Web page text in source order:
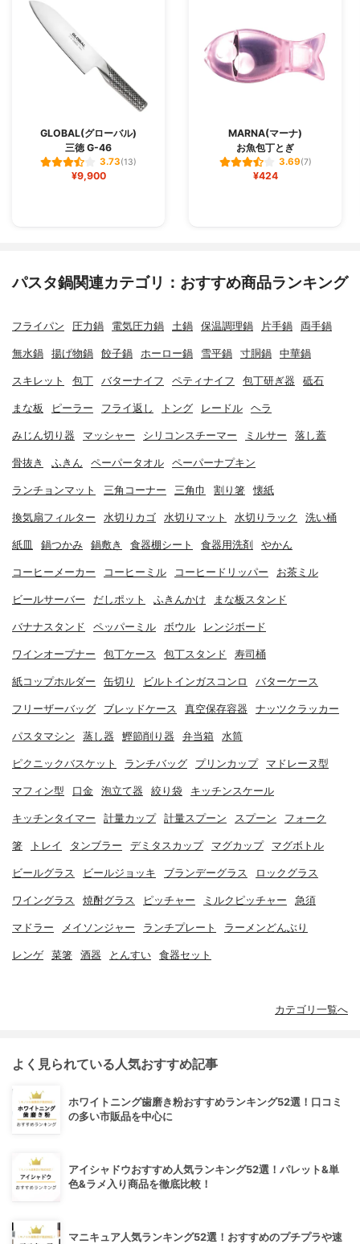
GLOBAL(グローバル)
三徳 G-46
3.73(13)
¥9,900
MARNA(マーナ)
お魚包丁とぎ
3.69(7)
¥424
パスタ鍋関連カテゴリ：おすすめ商品ランキング
フライパン 圧力鍋 電気圧力鍋 土鍋 保温調理鍋 片手鍋 両手鍋
無水鍋 揚げ物鍋 餃子鍋 ホーロー鍋 雪平鍋 寸胴鍋 中華鍋
スキレット 包丁 バターナイフ ペティナイフ 包丁研ぎ器 砥石
まな板 ピーラー フライ返し トング レードル ヘラ
みじん切り器 マッシャー シリコンスチーマー ミルサー 落し蓋
骨抜き ふきん ペーパータオル ペーパーナプキン
ランチョンマット 三角コーナー 三角巾 割り箸 懐紙
換気扇フィルター 水切りカゴ 水切りマット 水切りラック 洗い桶
紙皿 鍋つかみ 鍋敷き 食器棚シート 食器用洗剤 やかん
コーヒーメーカー コーヒーミル コーヒードリッパー お茶ミル
ビールサーバー だしポット ふきんかけ まな板スタンド
バナナスタンド ペッパーミル ボウル レンジボード
ワインオープナー 包丁ケース 包丁スタンド 寿司桶
紙コップホルダー 缶切り ビルトインガスコンロ バターケース
フリーザーバッグ ブレッドケース 真空保存容器 ナッツクラッカー
パスタマシン 蒸し器 鰹節削り器 弁当箱 水筒
ピクニックバスケット ランチバッグ プリンカップ マドレーヌ型
マフィン型 口金 泡立て器 絞り袋 キッチンスケール
キッチンタイマー 計量カップ 計量スプーン スプーン フォーク
箸 トレイ タンブラー デミタスカップ マグカップ マグボトル
ビールグラス ビールジョッキ ブランデーグラス ロックグラス
ワイングラス 焼酎グラス ピッチャー ミルクピッチャー 急須
マドラー メイソンジャー ランチプレート ラーメンどんぶり
レンゲ 菜箸 酒器 とんすい 食器セット
カテゴリ一覧へ
よく見られている人気おすすめ記事
ホワイトニング歯磨き粉おすすめランキング52選！口コミ
の多い市販品を中心に
アイシャドウおすすめ人気ランキング52選！パレット&単
色&ラメ入り商品を徹底比較！
マニキュア人気ランキング52選！おすすめのプチプラや速